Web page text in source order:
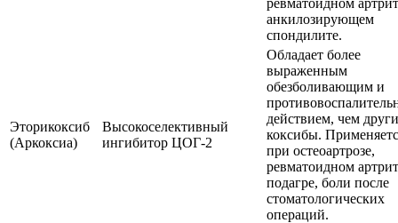
анкилозирующем
спондилите.
Эторикоксиб
(Аркоксиа)
Высокоселективный
ингибитор ЦОГ-2
Обладает более
выраженным
обезболивающим и
действием, чем
коксибы.
при остеоартрозе,
ревматоидном
подагре, боли после
стоматологических
операций.